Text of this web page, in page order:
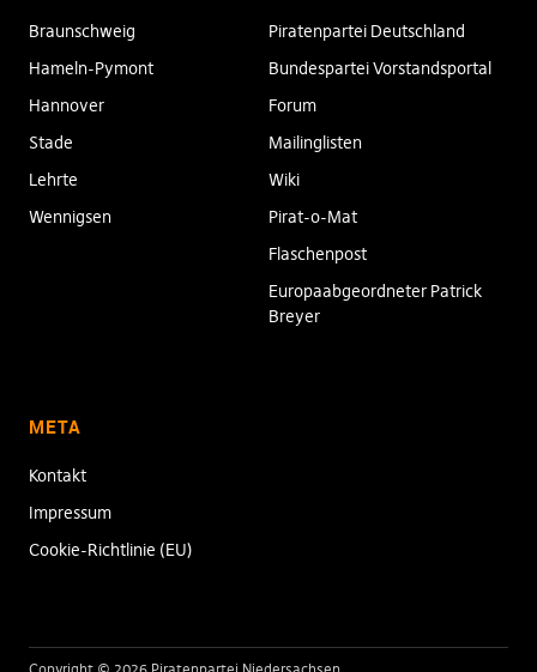
Braunschweig
Hameln-Pymont
Hannover
Stade
Lehrte
Wennigsen
Piratenpartei Deutschland
Bundespartei Vorstandsportal
Forum
Mailinglisten
Wiki
Pirat-o-Mat
Flaschenpost
Europaabgeordneter Patrick
Breyer
META
Kontakt
Impressum
Cookie-Richtlinie (EU)